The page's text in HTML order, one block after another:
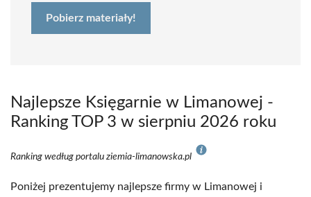
Pobierz materiały!
Najlepsze Księgarnie w Limanowej -
Ranking TOP 3 w sierpniu 2026 roku
Ranking według portalu ziemia-limanowska.pl
Poniżej prezentujemy najlepsze firmy w Limanowej i